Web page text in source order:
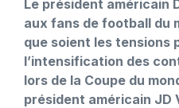
Le président américain
aux fans de football du
que soient les tensions
l’intensification des
lors de la Coupe du
président américain JD